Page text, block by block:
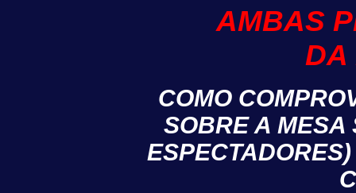
AMBAS
DA
COMO
SOBRE A MESA